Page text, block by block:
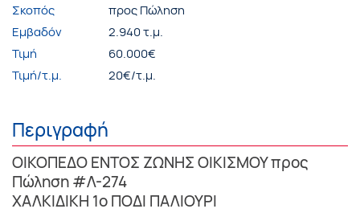
Σκοπός
προς Πώληση
Εμβαδόν
2.940 τ.μ.
Τιμή
60.000€
Τιμή/τ.μ.
20€/τ.μ.
Περιγραφή
ΟΙΚΟΠΕΔΟ ΕΝΤΟΣ ΖΩΝΗΣ ΟΙΚΙΣΜΟΥ προς
Πώληση #Λ-274
ΧΑΛΚΙΔΙΚΗ 1ο ΠΟΔΙ ΠΑΛΙΟΥΡΙ